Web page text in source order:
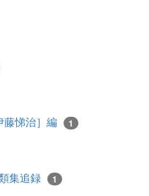
藤悌治］編 1
集追録 1